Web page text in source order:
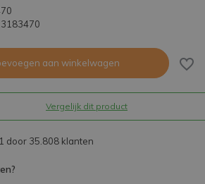
aan winkelwagen
Vergelijk dit product
door 35.808 klanten